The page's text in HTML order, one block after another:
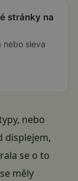
stránky na
nebo sleva
nebo
displejem,
se o to
měly